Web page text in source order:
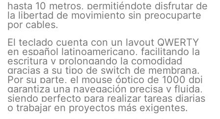
hasta 10 metros, permitiéndote disfrutar de
la libertad de movimiento sin preocuparte
por cables.
El teclado cuenta con un layout QWERTY
en español latinoamericano, facilitando la
escritura y prolongando la comodidad
gracias a su tipo de switch de membrana.
Por su parte, el mouse óptico de 1000 dpi
garantiza una navegación precisa y fluida,
siendo perfecto para realizar tareas diarias
o trabajar en proyectos más exigentes.